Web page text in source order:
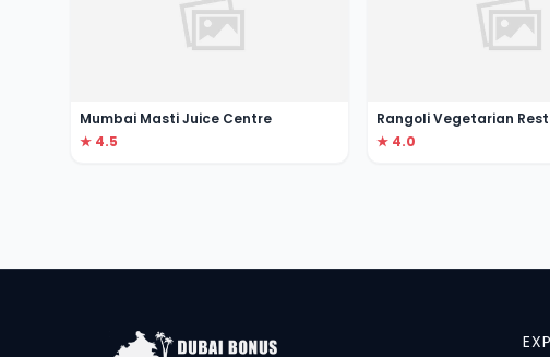
Mumbai Masti Juice Centre
★ 4.5
Rangoli Vegetarian
★ 4.0